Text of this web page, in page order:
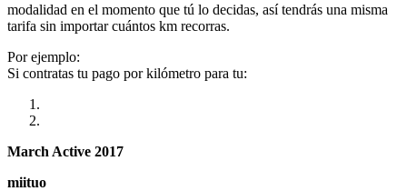
modalidad en el momento que tú lo decidas, así tendrás una misma
tarifa sin importar cuántos km recorras.
Por ejemplo:
Si contratas tu pago por kilómetro para tu:
March Active 2017
miituo